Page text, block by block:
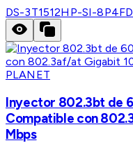
DS-3T1512HP-SI-8P4F
PLANET
Inyector 802.3bt de
Compatible con
Mbps